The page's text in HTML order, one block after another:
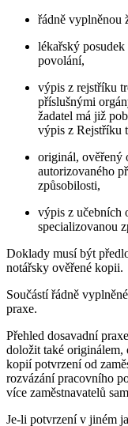
řádně vyplněnou
lékařský
povolání,
výpis z rejstříku
příslušnými
žadatel má již
výpis z Rejstříku
originál, ověřený
autorizovaného
způsobilosti,
výpis z učebních
specializovanou
Doklady musí být
notářsky ověřené kopii.
Součástí řádně
praxe.
Přehled dosavadní
doložit také originálem,
kopií potvrzení od
rozvázání pracovního
více zaměstnavatelů
Je-li potvrzení v jiném